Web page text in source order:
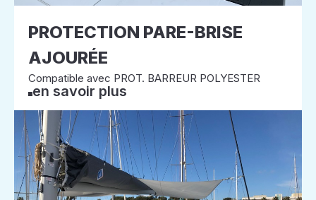
PROTECTION PARE-BRISE
AJOURÉE
Compatible avec PROT. BARREUR POLYESTER
en savoir plus